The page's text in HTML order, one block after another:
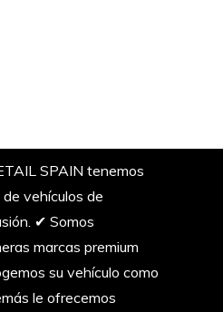
SPAIN tenemos
vehículos de
✔︎ Somos
marcas premium
su vehículo como
le ofrecemos